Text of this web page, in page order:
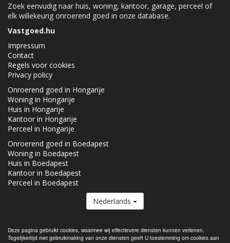
Deze pagina gebruikt cookies, waarmee wij effectievere diensten kunnen verlenen.
Tegelijkertijd met gebruikmaking van onze diensten geeft U toestemming om cookies aan
Zoek eenvudig naar huis, woning, kantoor, garage, perceel of
elk willekeurig onroerend goed in onze database.
Vastgoed.hu
Impressum
Contact
Regels voor cookies
Privacy policy
Onroerend goed in Hongarije
Woning in Hongarije
Huis in Hongarije
Kantoor in Hongarije
Perceel in Hongarije
Onroerend goed in Boedapest
Woning in Boedapest
Huis in Boedapest
Kantoor in Boedapest
Perceel in Boedapest
Nederlands
De Vastgoed.hu lid van deReal Estate Group.